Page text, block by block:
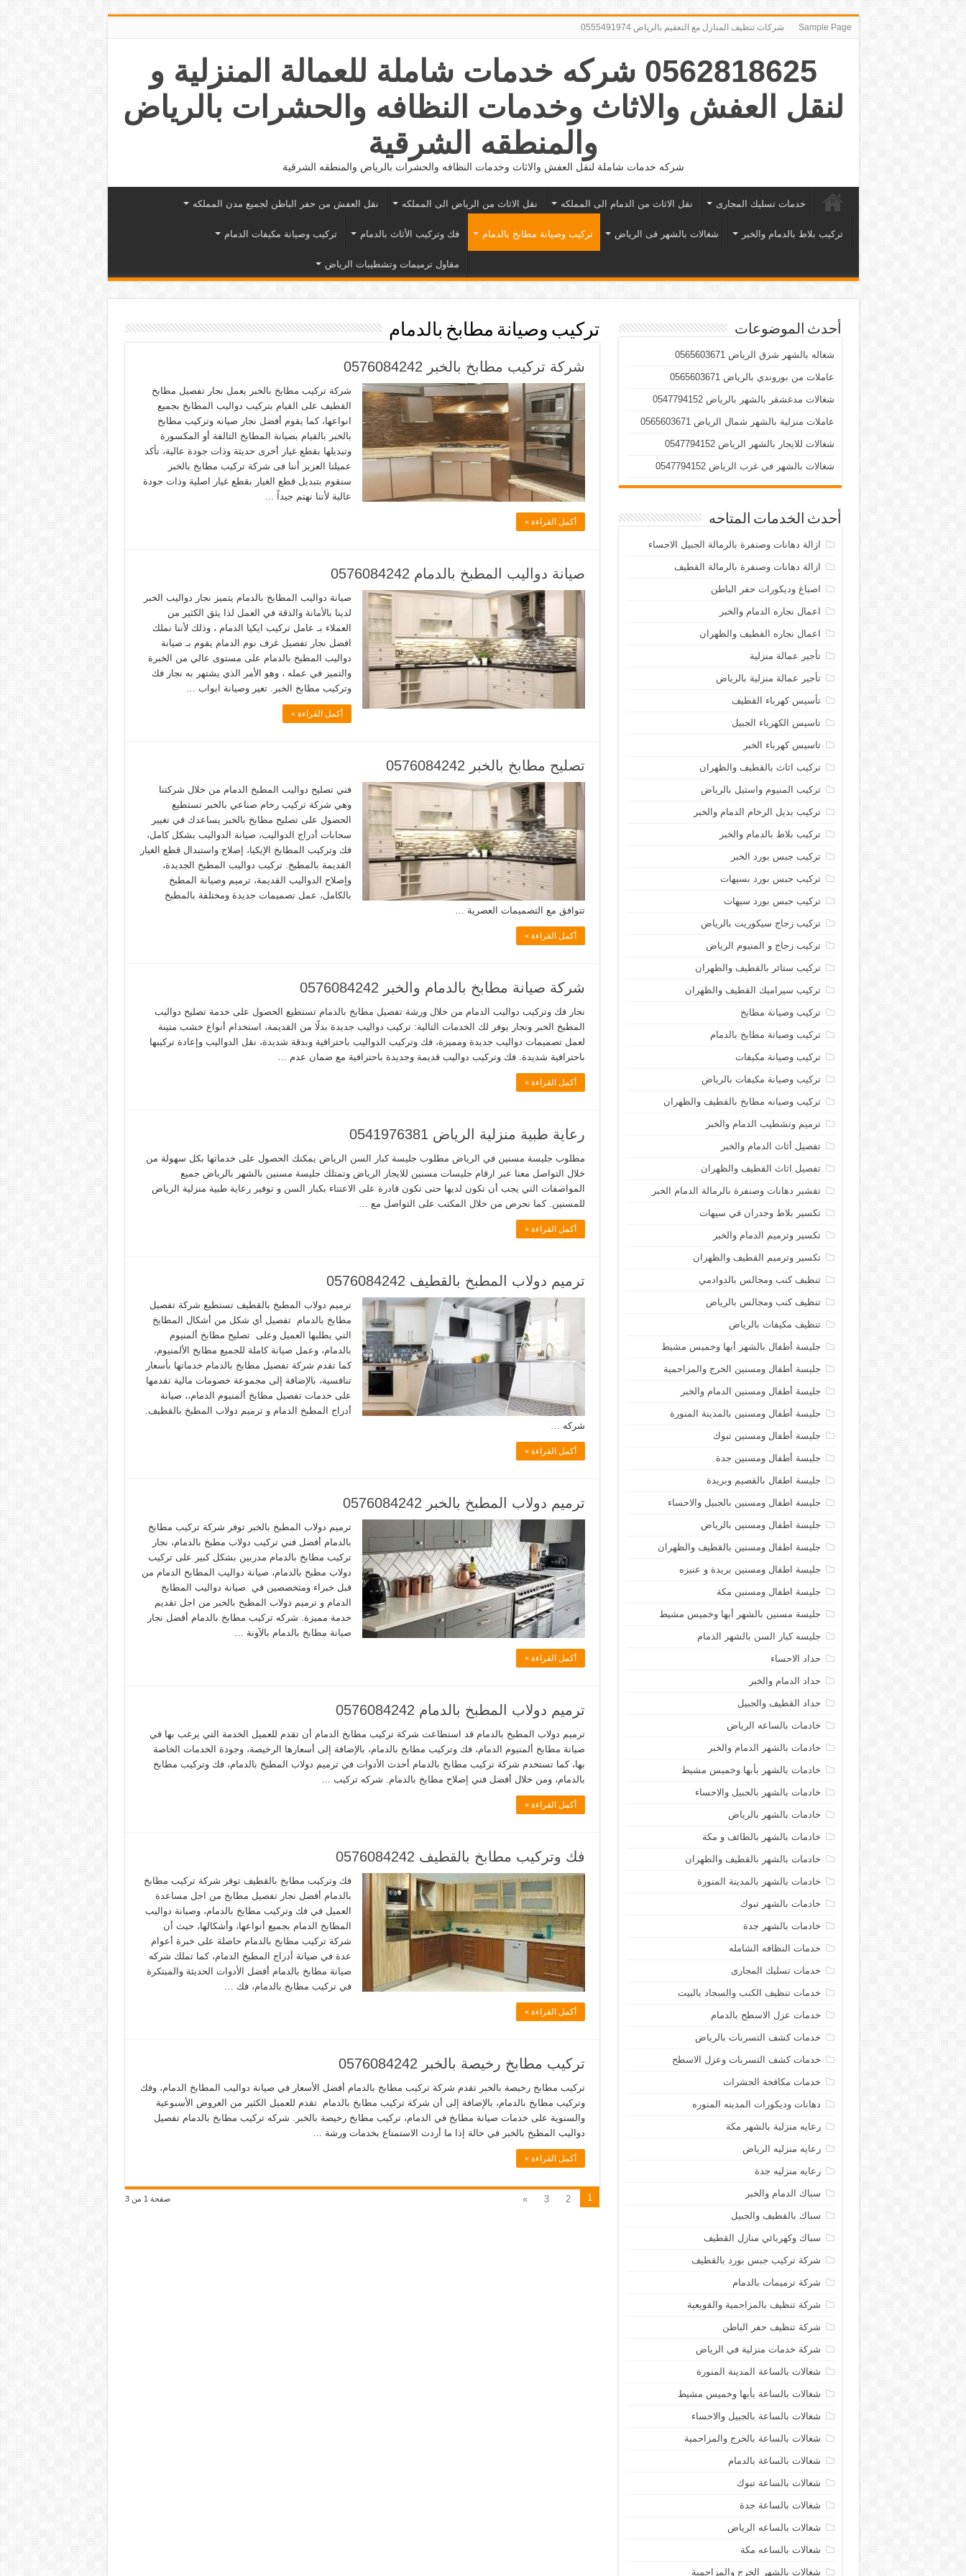
Sample Page شركات تنظيف المنازل مع التعقيم بالرياض ‪0555491974‬
0562818625 شركه خدمات شاملة للعمالة المنزلية و
لنقل العفش والاثاث وخدمات النظافه والحشرات بالرياض
والمنطقه الشرقية
شركه خدمات شاملة لنقل العفش والاثاث وخدمات النظافه والحشرات بالرياض والمنطقه الشرقية
خدمات تسليك المجارى نقل الاثاث من الدمام الى المملكه نقل الاثاث من الرياض الى المملكه نقل العفش من حفر الباطن لجميع مدن المملكه
تركيب بلاط بالدمام والخبر شغالات بالشهر فى الرياض تركيب وصيانة مطابخ بالدمام فك وتركيب الأثاث بالدمام تركيب وصيانة مكيفات الدمام
مقاول ترميمات وتشطيبات الرياض
تركيب وصيانة مطابخ بالدمام
شركة تركيب مطابخ بالخبر 0576084242
شركة تركيب مطابخ بالخبر يعمل نجار تفصيل مطابخ
القطيف على القيام بتركيب دواليب المطابخ بجميع
انواعها، كما يقوم أفضل نجار صيانه وتركيب مطابخ
بالخبر بالقيام بصيانة المطابخ التالفة أو المكسورة
وتبديلها بقطع غيار أخرى حديثة وذات جودة عالية، تأكد
عميلنا العزيز أننا فى شركة تركيب مطابخ بالخبر
سنقوم بتبديل قطع الغيار بقطع غيار اصلية وذات جودة
عالية لأننا نهتم جيداً …
أكمل القراءة »
صيانة دواليب المطبخ بالدمام 0576084242
صيانة دواليب المطابخ بالدمام يتميز نجار دواليب الخبر
لدينا بالأمانة والدقة في العمل لذا يثق الكثير من
العملاء بـ عامل تركيب ايكيا الدمام ، وذلك لأننا نملك
افضل نجار تفصيل غرف نوم الدمام يقوم بـ صيانة
دواليب المطبخ بالدمام على مستوى عالي من الخبرة
والتميز في عمله ، وهو الأمر الذي يشتهر به نجار فك
وتركيب مطابخ الخبر. تغير وصيانة ابواب …
أكمل القراءة »
تصليح مطابخ بالخبر 0576084242
فني تصليح دواليب المطبخ الدمام من خلال شركتنا
وهي شركة تركيب رخام صناعي بالخبر تستطيع
الحصول على تصليح مطابخ بالخبر يساعدك في تغيير
سحابات أدراج الدواليب، صيانة الدواليب بشكل كامل،
فك وتركيب المطابخ الإيكيا، إصلاح واستبدال قطع الغيار
القديمة بالمطبخ. تركيب دواليب المطبخ الجديدة،
وإصلاح الدواليب القديمة، ترميم وصيانة المطبخ
بالكامل، عمل تصميمات جديدة ومختلفة بالمطبخ
تتوافق مع التصميمات العصرية …
أكمل القراءة »
شركة صيانة مطابخ بالدمام والخبر 0576084242
نجار فك وتركيب دواليب الدمام من خلال ورشة تفصيل مطابخ بالدمام تستطيع الحصول على خدمة تصليح دواليب
المطبخ الخبر ونجار يوفر لك الخدمات التالية: تركيب دواليب جديدة بدلًا من القديمة، استخدام أنواع خشب متينة
لعمل تصميمات دواليب جديدة ومميزة، فك وتركيب الدواليب باحترافية وبدقة شديدة، نقل الدواليب وإعادة تركيبها
باحترافية شديدة. فك وتركيب دواليب قديمة وجديدة باحترافية مع ضمان عدم …
أكمل القراءة »
رعاية طبية منزلية الرياض 0541976381
مطلوب جليسة مسنين في الرياض مطلوب جليسة كبار السن الرياض يمكنك الحصول على خدماتها بكل سهولة من
خلال التواصل معنا عبر ارقام جليسات مسنين للايجار الرياض وتمتلك جليسة مسنين بالشهر بالرياض جميع
المواصفات التي يجب أن تكون لديها حتى تكون قادرة على الاعتناء بكبار السن و توفير رعاية طبية منزلية الرياض
للمسنين. كما نحرص من خلال المكتب على التواصل مع …
أكمل القراءة »
ترميم دولاب المطبخ بالقطيف 0576084242
ترميم دولاب المطبخ بالقطيف تستطيع شركة تفصيل
مطابخ بالدمام تفصيل أي شكل من أشكال المطابخ
التي يطلبها العميل وعلى تصليح مطابخ ألمنيوم
بالدمام، وعمل صيانة كاملة للجميع مطابخ الألمنيوم،
كما تقدم شركة تفصيل مطابخ بالدمام خدماتها بأسعار
تنافسية، بالإضافة إلى مجموعة خصومات مالية تقدمها
على خدمات تفصيل مطابخ ألمنيوم الدمام،، صيانة
أدراج المطبخ الدمام و ترميم دولاب المطبخ بالقطيف.
شركه …
أكمل القراءة »
ترميم دولاب المطبخ بالخبر 0576084242
ترميم دولاب المطبخ بالخبر توفر شركة تركيب مطابخ
بالدمام أفضل فني تركيب دولاب مطبخ بالدمام، نجار
تركيب مطابخ بالدمام مدربين بشكل كبير على تركيب
دولاب مطبخ بالدمام، صيانة دواليب المطابخ الدمام من
قبل خبراء ومتخصصين في صيانة دواليب المطابخ
الدمام و ترميم دولاب المطبخ بالخبر من اجل تقديم
خدمة مميزة. شركه تركيب مطابخ بالدمام أفضل نجار
صيانة مطابخ بالدمام بالآونة …
أكمل القراءة »
ترميم دولاب المطبخ بالدمام 0576084242
ترميم دولاب المطبخ بالدمام قد استطاعت شركة تركيب مطابخ الدمام أن تقدم للعميل الخدمة التي يرغب بها في
صيانة مطابخ ألمنيوم الدمام، فك وتركيب مطابخ بالدمام، بالإضافة إلى أسعارها الرخيصة، وجودة الخدمات الخاصة
بها، كما تستخدم شركة تركيب مطابخ بالدمام أحدث الأدوات في ترميم دولاب المطبخ بالدمام، فك وتركيب مطابخ
بالدمام، ومن خلال أفضل فني إصلاح مطابخ بالدمام. شركه تركيب …
أكمل القراءة »
فك وتركيب مطابخ بالقطيف 0576084242
فك وتركيب مطابخ بالقطيف توفر شركة تركيب مطابخ
بالدمام أفضل نجار تفصيل مطابخ من اجل مساعدة
العميل في فك وتركيب مطابخ بالدمام، وصيانة دواليب
المطابخ الدمام بجميع أنواعها، وأشكالها، حيث أن
شركة تركيب مطابخ بالدمام حاصلة على خبرة أعوام
عدة في صيانة أدراج المطبخ الدمام، كما تملك شركه
صيانة مطابخ بالدمام أفضل الأدوات الحديثة والمبتكرة
في تركيب مطابخ بالدمام، فك …
أكمل القراءة »
تركيب مطابخ رخيصة بالخبر 0576084242
تركيب مطابخ رخيصة بالخبر تقدم شركة تركيب مطابخ بالدمام أفضل الأسعار في صيانة دواليب المطابخ الدمام، وفك
وتركيب مطابخ بالدمام، بالإضافة إلى أن شركة تركيب مطابخ بالدمام تقدم للعميل الكثير من العروض الأسبوعية
والسنوية على خدمات صيانة مطابخ في الدمام، تركيب مطابخ رخيصة بالخبر. شركه تركيب مطابخ بالدمام تفصيل
دواليب المطبخ بالخبر في حالة إذا ما أردت الاستمتاع بخدمات ورشة …
أكمل القراءة »
صفحة 1 من 3 1
2
3
»
أحدث الموضوعات
شغاله بالشهر شرق الرياض 0565603671
عاملات من بوروندي بالرياض 0565603671
شغالات مدغشقر بالشهر بالرياض 0547794152
عاملات منزلية بالشهر شمال الرياض 0565603671
شغالات للايجار بالشهر الرياض 0547794152
شغالات بالشهر في غرب الرياض 0547794152
أحدث الخدمات المتاحه
ازالة دهانات وصنفرة بالرمالة الجبيل الاحساء
ازالة دهانات وصنفرة بالرمالة القطيف
اصباغ وديكورات حفر الباطن
اعمال نجاره الدمام والخبر
اعمال نجاره القطيف والظهران
تأجير عمالة منزلية
تأجير عمالة منزلية بالرياض
تأسيس كهرباء القطيف
تاسيس الكهرباء الجبيل
تاسيس كهرباء الخبر
تركيب اثاث بالقطيف والظهران
تركيب المنيوم واستيل بالرياض
تركيب بديل الرخام الدمام والخبر
تركيب بلاط بالدمام والخبر
تركيب جبس بورد الخبر
تركيب جبس بورد بسيهات
تركيب جبس بورد سيهات
تركيب زجاج سيكوريت بالرياض
تركيب زجاج و المنيوم الرياض
تركيب ستائر بالقطيف والظهران
تركيب سيراميك القطيف والظهران
تركيب وصيانة مطابخ
تركيب وصيانة مطابخ بالدمام
تركيب وصيانة مكيفات
تركيب وصيانة مكيفات بالرياض
تركيب وصيانه مطابخ بالقطيف والظهران
ترميم وتشطيب الدمام والخبر
تفصيل أثاث الدمام والخبر
تفصيل اثاث القطيف والظهران
تقشير دهانات وصنفرة بالرمالة الدمام الخبر
تكسير بلاط وجدران في سيهات
تكسير وترميم الدمام والخبر
تكسير وترميم القطيف والظهران
تنظيف كنب ومجالس بالدوادمي
تنظيف كنب ومجالس بالرياض
تنظيف مكيفات بالرياض
جليسة أطفال بالشهر أبها وخميس مشيط
جليسة أطفال ومسنين الخرج والمزاحمية
جليسة أطفال ومسنين الدمام والخبر
جليسة أطفال ومسنين بالمدينة المنورة
جليسة أطفال ومسنين تبوك
جليسة أطفال ومسنين جدة
جليسة اطفال بالقصيم وبريدة
جليسة اطفال ومسنين بالجبيل والاحساء
جليسة اطفال ومسنين بالرياض
جليسة اطفال ومسنين بالقطيف والظهران
جليسة اطفال ومسنين بريدة و عنيزه
جليسة اطفال ومسنين مكة
جليسة مسنين بالشهر أبها وخميس مشيط
جليسه كبار السن بالشهر الدمام
حداد الاحساء
حداد الدمام والخبر
حداد القطيف والجبيل
خادمات بالساعه الرياض
خادمات بالشهر الدمام والخبر
خادمات بالشهر بأبها وخميس مشيط
خادمات بالشهر بالجبيل والاحساء
خادمات بالشهر بالرياض
خادمات بالشهر بالطائف و مكة
خادمات بالشهر بالقطيف والظهران
خادمات بالشهر بالمدينة المنورة
خادمات بالشهر تبوك
خادمات بالشهر جدة
خدمات النظافه الشامله
خدمات تسليك المجارى
خدمات تنظيف الكنب والسجاد بالبيت
خدمات عزل الاسطح بالدمام
خدمات كشف التسربات بالرياض
خدمات كشف التسربات وعزل الاسطح
خدمات مكافحة الحشرات
دهانات وديكورات المدينه المنوره
رعايه منزلية بالشهر مكة
رعايه منزليه الرياض
رعايه منزليه جدة
سباك الدمام والخبر
سباك بالقطيف والجبيل
سباك وكهربائي منازل القطيف
شركة تركيب جبس بورد بالقطيف
شركة ترميمات بالدمام
شركة تنظيف بالمزاحمية والقويعية
شركة تنظيف حفر الباطن
شركة خدمات منزلية في الرياض
شغالات بالساعة المدينة المنورة
شغالات بالساعة بأبها وخميس مشيط
شغالات بالساعة بالجبيل والاحساء
شغالات بالساعة بالخرج والمزاحمية
شغالات بالساعة بالدمام
شغالات بالساعة تبوك
شغالات بالساعة جدة
شغالات بالساعه الرياض
شغالات بالساعه مكة
شغالات بالشهر الخرج والمزاحمية